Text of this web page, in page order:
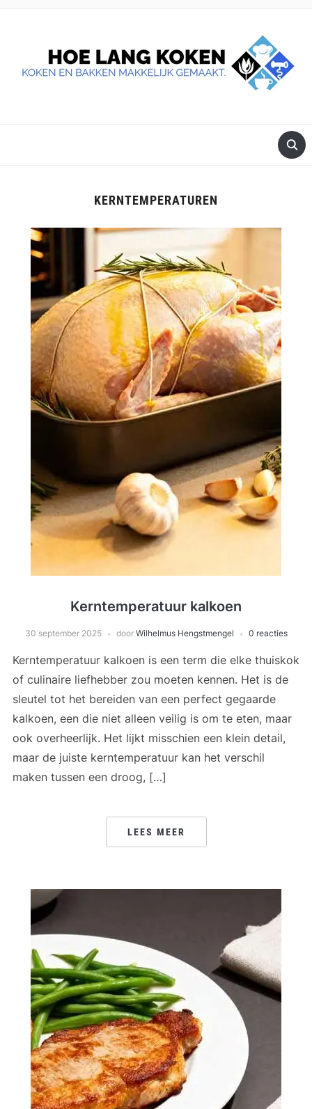
KERNTEMPERATUREN
Kerntemperatuur kalkoen
30 september 2025 door Wilhelmus Hengstmengel 0 reacties
Kerntemperatuur kalkoen is een term die elke thuiskok
of culinaire liefhebber zou moeten kennen. Het is de
sleutel tot het bereiden van een perfect gegaarde
kalkoen, een die niet alleen veilig is om te eten, maar
ook overheerlijk. Het lijkt misschien een klein detail,
maar de juiste kerntemperatuur kan het verschil
maken tussen een droog, […]
LEES MEER